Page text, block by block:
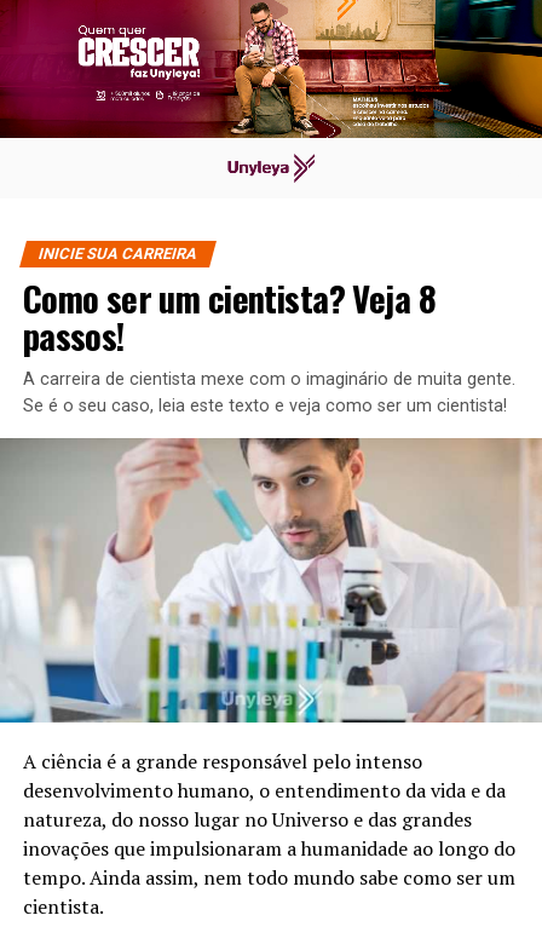
INICIE SUA CARREIRA
Como ser um cientista? Veja 8
passos!
A carreira de cientista mexe com o imaginário de muita gente.
Se é o seu caso, leia este texto e veja como ser um cientista!
A ciência é a grande responsável pelo intenso
desenvolvimento humano, o entendimento da vida e da
natureza, do nosso lugar no Universo e das grandes
inovações que impulsionaram a humanidade ao longo do
tempo. Ainda assim, nem todo mundo sabe como ser um
cientista.